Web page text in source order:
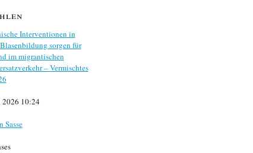
Interventionen in
sorgen für
im migrantischen
– Vermischtes
2026 10:24
Sasse